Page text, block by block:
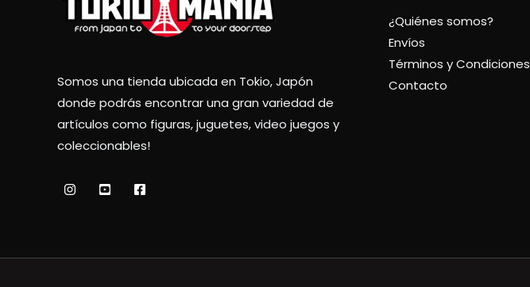
Somos una tienda ubicada en Tokio, Japón
donde podrás encontrar una gran variedad de
artículos como figuras, juguetes, video juegos y
coleccionables!
¿Quiénes somos?
Envíos
Términos y Condiciones
Contacto